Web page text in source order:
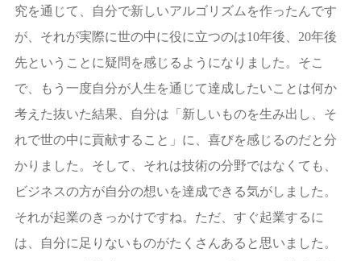
究を通じて、自分で新しいアルゴリズムを作ったんです
が、それが実際に世の中に役に立つのは10年後、20年後
先ということに疑問を感じるようになりました。そこ
で、もう一度自分が人生を通じて達成したいことは何か
考えた抜いた結果、自分は「新しいものを生み出し、そ
れで世の中に貢献すること」に、喜びを感じるのだと分
かりました。そして、それは技術の分野ではなくても、
ビジネスの方が自分の想いを達成できる気がしました。
それが起業のきっかけですね。ただ、すぐ起業するに
は、自分に足りないものがたくさんあると思いました。